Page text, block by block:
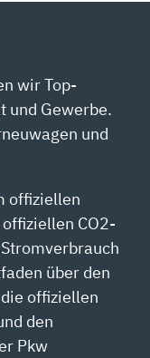
wir Top-
und Gewerbe.
und
offiziellen
CO2-
über den
offiziellen
den
Pkw